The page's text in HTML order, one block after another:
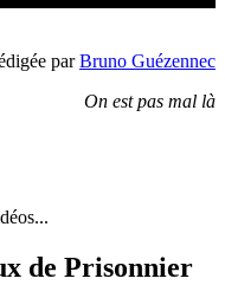
parBruno Guézennec
On est pas mal là
de Prisonnier